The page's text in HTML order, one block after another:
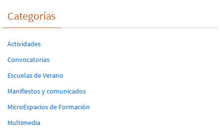
Categorías
Actividades
Convocatorias
Escuelas de Verano
Manifiestos y comunicados
MicroEspacios de Formación
Multimedia